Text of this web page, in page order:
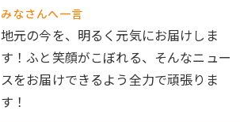
みなさんへ一言
地元の今を、明るく元気にお届けしま
す！ふと笑顔がこぼれる、そんなニュー
スをお届けできるよう全力で頑張りま
す！